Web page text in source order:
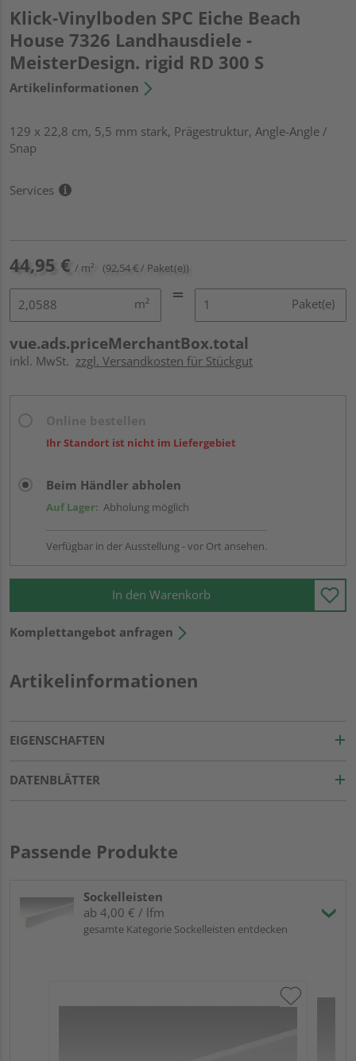
Klick-Vinylboden SPC Eiche Beach
House 7326 Landhausdiele -
MeisterDesign. rigid RD 300 S
Artikelinformationen
129 x 22,8 cm, 5,5 mm stark, Prägestruktur, Angle-Angle /
Snap
Services
44,95 € / m² (92,54 € / Paket(e))
m² Paket(e)
vue.ads.priceMerchantBox.total
inkl. MwSt. zzgl. Versandkosten für Stückgut
Ihr Standort ist nicht im Liefergebiet
Beim Händler abholen
Auf Lager: Abholung möglich
Verfügbar in der Ausstellung - vor Ort ansehen.
In den Warenkorb
Komplettangebot anfragen
Artikelinformationen
EIGENSCHAFTEN
DATENBLÄTTER
Passende Produkte
Sockelleisten
ab 4,00 € / lfm
gesamte Kategorie Sockelleisten entdecken